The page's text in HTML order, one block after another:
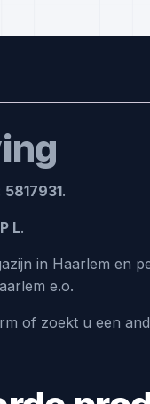
5817931.
L.
in Haarlem en
e.o.
of zoekt u een